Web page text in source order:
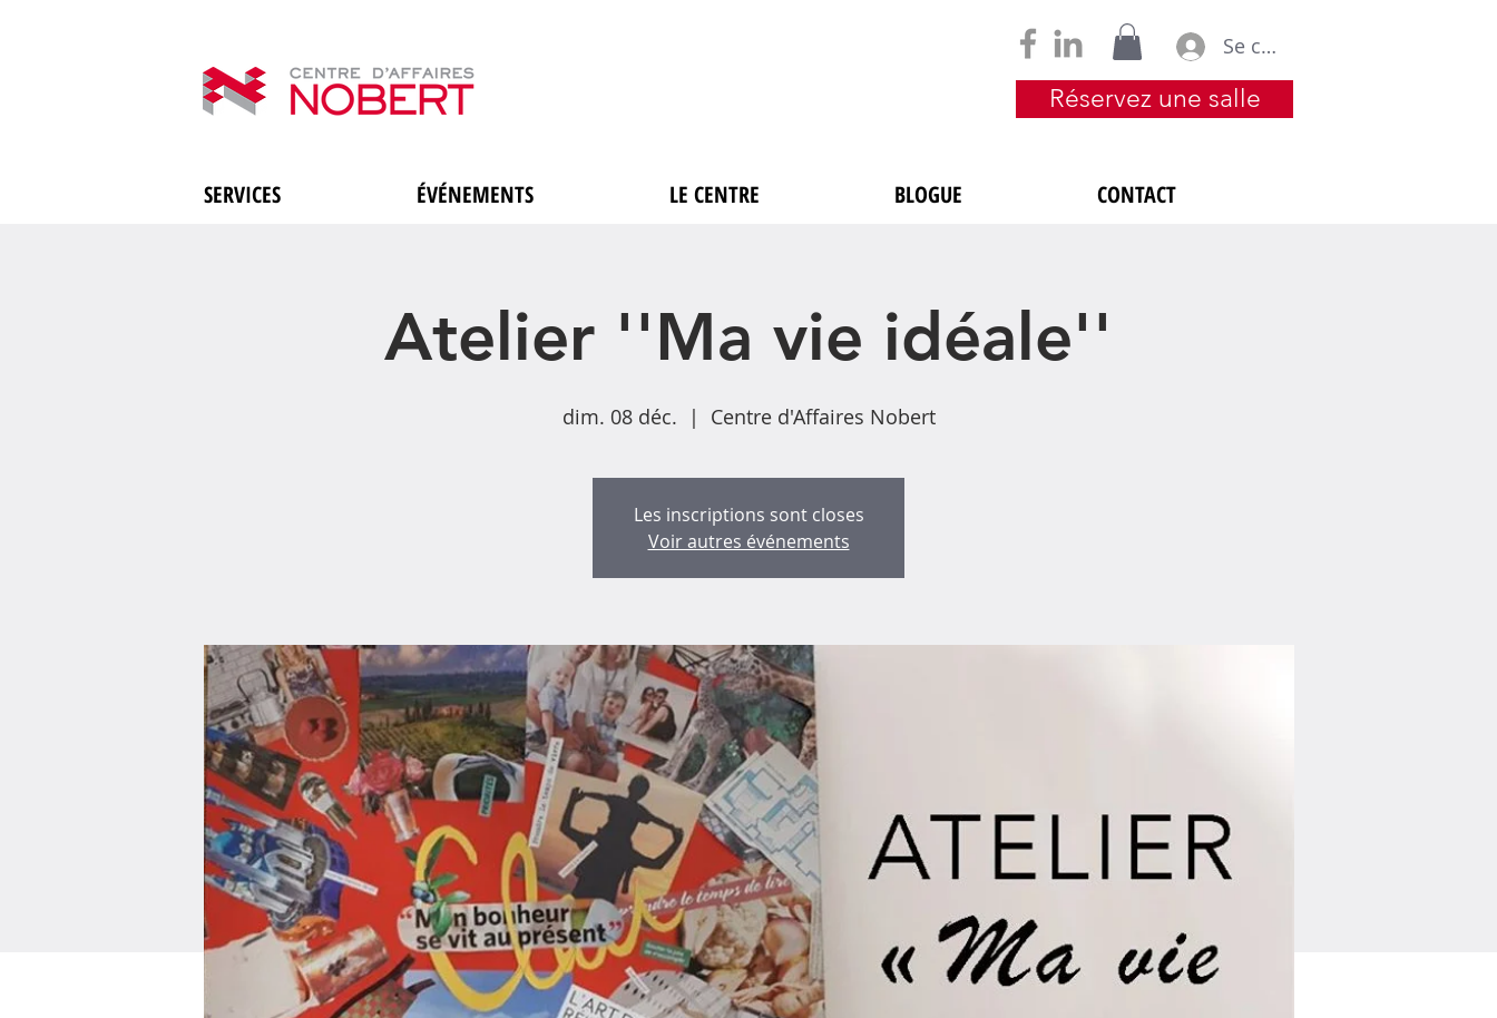
Se connecter
Réservez une salle
SERVICES ÉVÉNEMENTS LE CENTRE BLOGUE CONTACT
Atelier ''Ma vie idéale''
dim. 08 déc.
  |
Centre d'Affaires Nobert
Les inscriptions sont closes
Voir autres événements